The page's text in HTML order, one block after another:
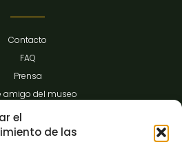
el
de las
Contacto
FAQ
Prensa
amigo del museo
Transparencia